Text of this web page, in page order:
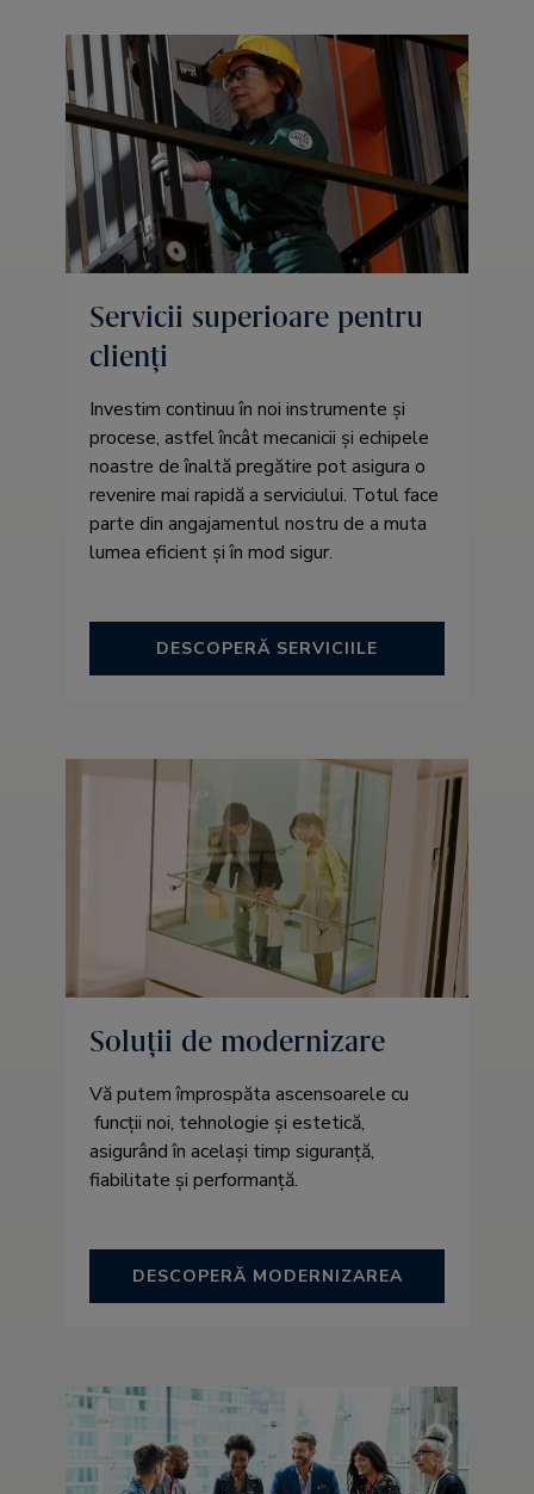
Servicii superioare pentru
clienţi
Investim continuu în noi instrumente și
procese, astfel încât mecanicii și echipele
noastre de înaltă pregătire pot asigura o
revenire mai rapidă a serviciului. Totul face
parte din angajamentul nostru de a muta
lumea eficient și în mod sigur.
DESCOPERĂ SERVICIILE
Soluții de modernizare
Vă putem împrospăta ascensoarele cu
funcții noi, tehnologie și estetică,
asigurând în același timp siguranță,
fiabilitate și performanță.
DESCOPERĂ MODERNIZAREA